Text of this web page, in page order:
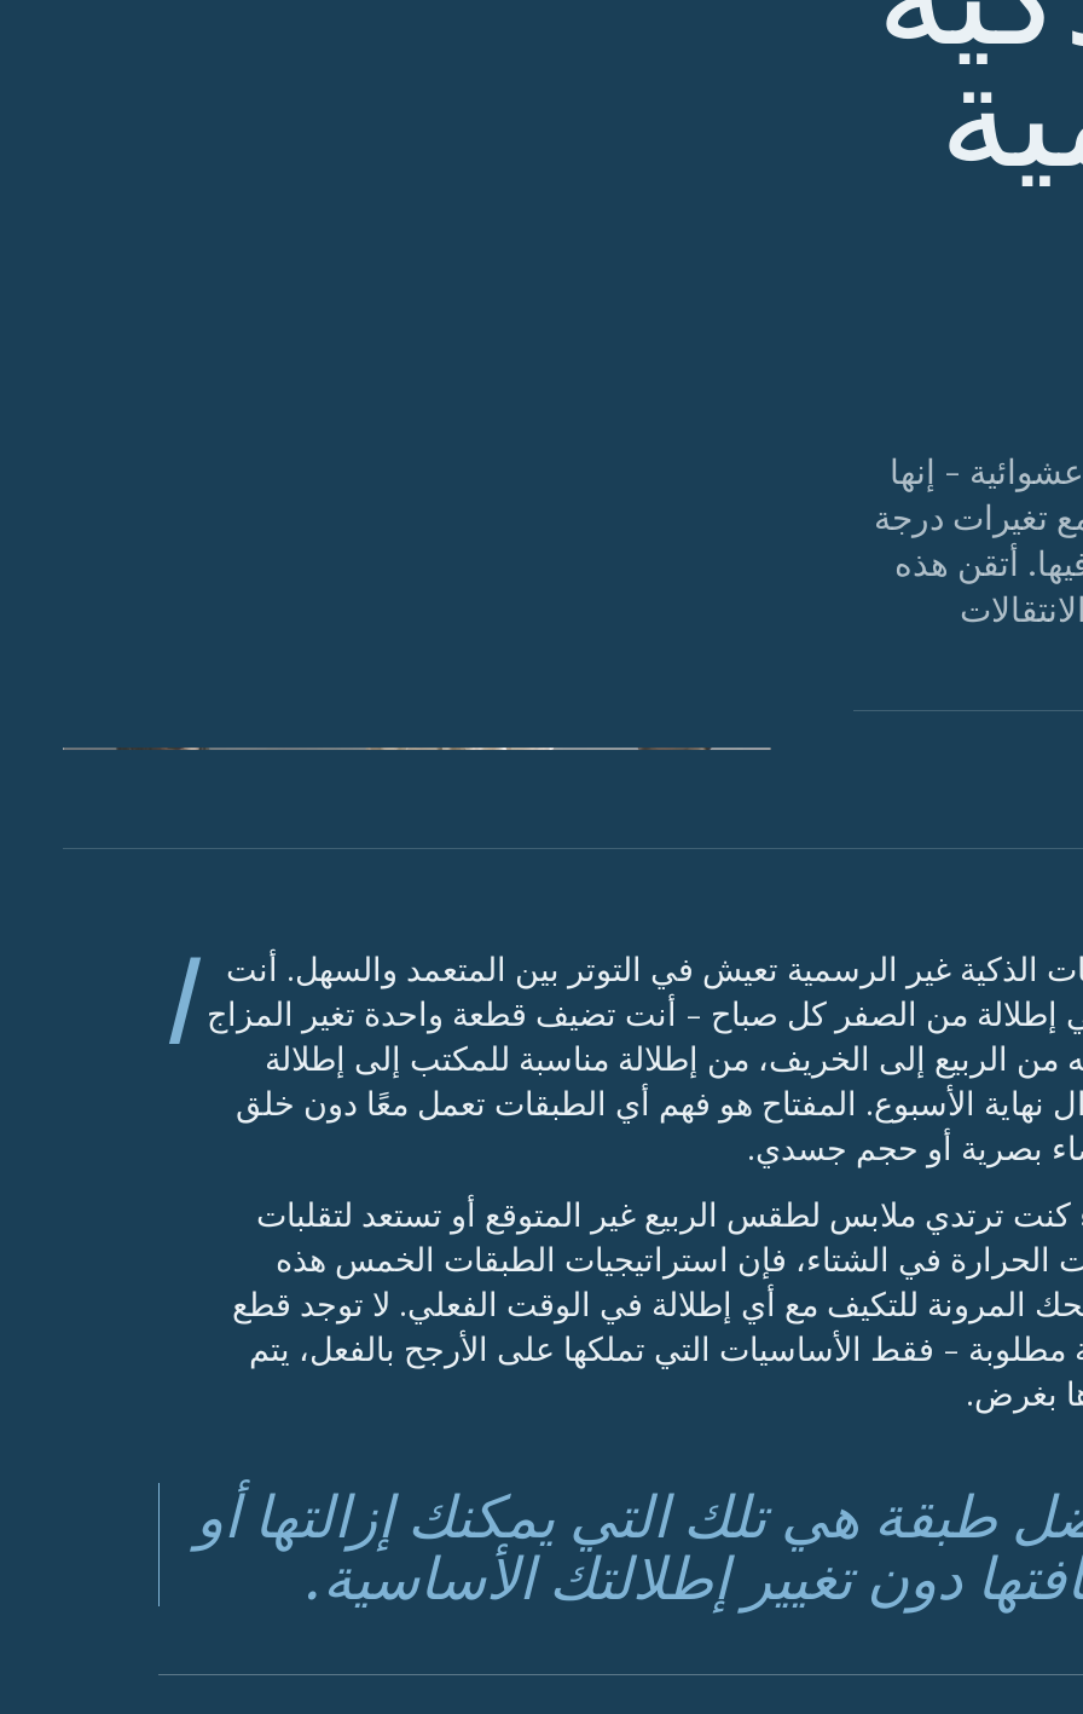
- إنها
تغيرات درجة
أتقن هذه
ا
الذكية غير الرسمية تعيش في التوتر بين المتعمد والسهل. أنت
إطلالة من الصفر كل صباح - أنت تضيف قطعة واحدة تغير المزاج
من الربيع إلى الخريف، من إطلالة مناسبة للمكتب إلى إطلالة
نهاية الأسبوع. المفتاح هو فهم أي الطبقات تعمل معًا دون خلق
بصرية أو حجم جسدي.
ترتدي ملابس لطقس الربيع غير المتوقع أو تستعد لتقلبات
الحرارة في الشتاء، فإن استراتيجيات الطبقات الخمس هذه
المرونة للتكيف مع أي إطلالة في الوقت الفعلي. لا توجد قطع
- فقط الأساسيات التي تملكها على الأرجح بالفعل، يتم
بغرض.
طبقة هي تلك التي يمكنك إزالتها أو
دون تغيير إطلالتك الأساسية.